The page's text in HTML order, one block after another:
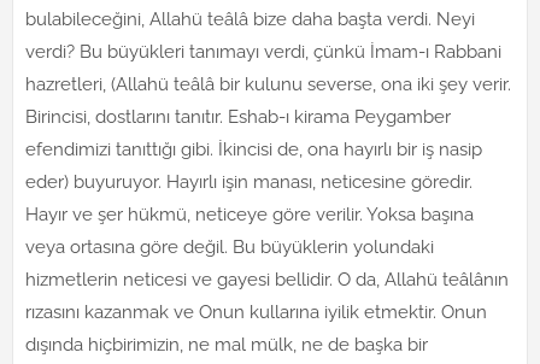
bulabileceğini, Allahü teâlâ bize daha başta verdi. Neyi
verdi? Bu büyükleri tanımayı verdi, çünkü İmam-ı Rabbani
hazretleri, (Allahü teâlâ bir kulunu severse, ona iki şey verir.
Birincisi, dostlarını tanıtır. Eshab-ı kirama Peygamber
efendimizi tanıttığı gibi. İkincisi de, ona hayırlı bir iş nasip
eder) buyuruyor. Hayırlı işin manası, neticesine göredir.
Hayır ve şer hükmü, neticeye göre verilir. Yoksa başına
veya ortasına göre değil. Bu büyüklerin yolundaki
hizmetlerin neticesi ve gayesi bellidir. O da, Allahü teâlânın
rızasını kazanmak ve Onun kullarına iyilik etmektir. Onun
dışında hiçbirimizin, ne mal mülk, ne de başka bir